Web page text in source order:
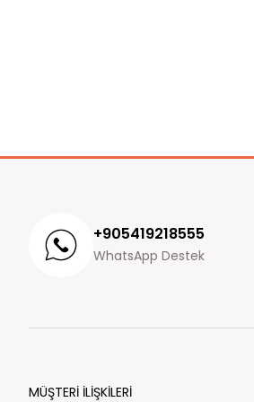
+905419218555
WhatsApp Destek
MÜŞTERİ İLİŞKİLERİ